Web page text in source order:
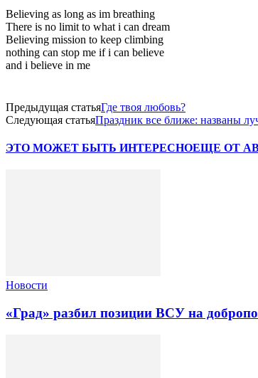
Believing as long as im breathing
There is no limit to what i can dream
Believing mission to keep climbing
nothing can stop me if i can believe
and i believe in me
Предыдущая статьяГде твоя любовь?
Следующая статьяПраздник все ближе: названы
ЭТО МОЖЕТ БЫТЬ ИНТЕРЕСНОЕЩЕ ОТ
Новости
«Град» разбил позиции ВСУ на